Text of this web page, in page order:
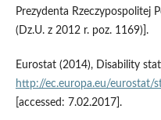
Prezydenta Rzeczypospolitej
(Dz.U. z 2012 r. poz. 1169)].
Eurostat (2014), Disability
http://ec.europa.eu/eurostat/
[accessed: 7.02.2017].